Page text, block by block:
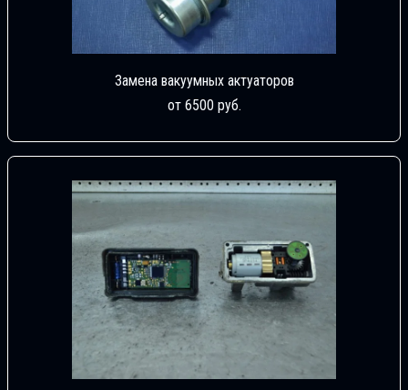
Замена вакуумных актуаторов
от 6500 руб.